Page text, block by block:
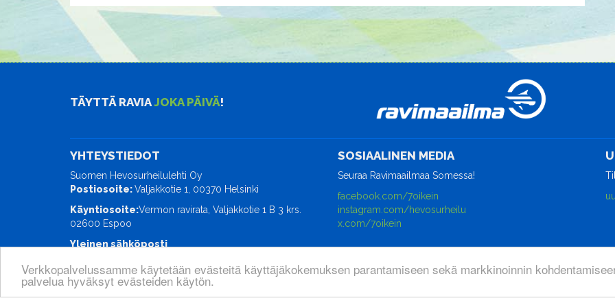
Verkkopalvelussamme käytetään evästeitä käyttäjäkokemuksen parantamiseen sekä markkinoinnin
palvelua hyväksyt evästeiden käytön.
TÄYTTÄ RAVIAJOKA PÄIVÄ!
YHTEYSTIEDOT
Suomen Hevosurheilulehti Oy
Postiosoite:Valjakkotie 1, 00370 Helsinki
Käyntiosoite:Vermon ravirata, Valjakkotie 1 B 3 krs.
02600 Espoo
Yleinen sähköposti
ravimaailma@hevosurheilu.fi
SOSIAALINEN MEDIA
Seuraa Ravimaailmaa Somessa!
facebook.com/7oikein
instagram.com/hevosurheilu
x.com/7oikein
© Suomen Hevosurheilulehti Oy| ToiminnanohjausjärjestelmäWisePlatformpowered byWiseNetwork